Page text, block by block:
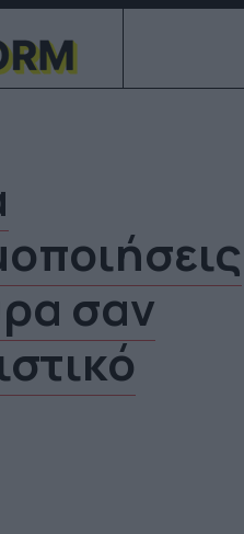
σαν